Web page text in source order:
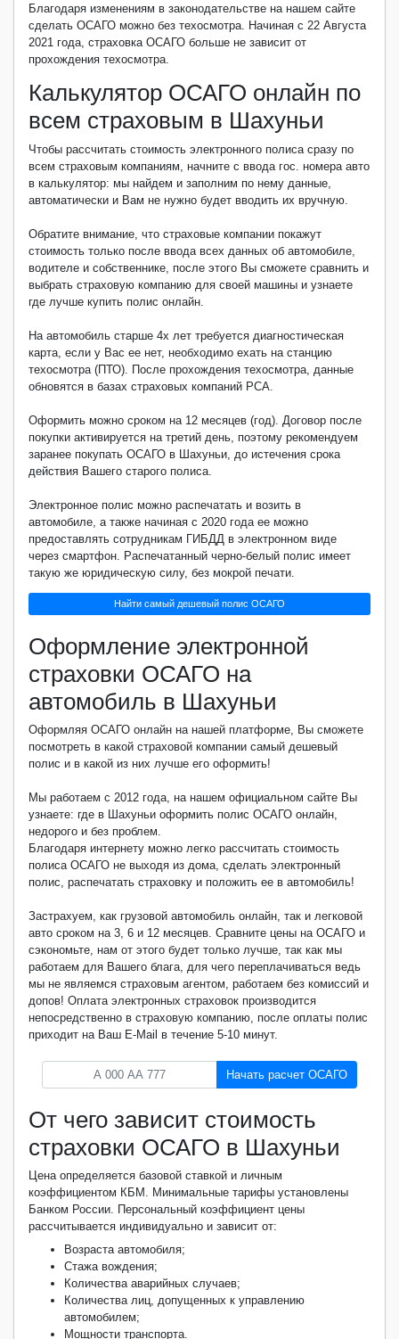
Благодаря изменениям в законодательстве на нашем сайте
сделать ОСАГО можно без техосмотра. Начиная с 22 Августа
2021 года, страховка ОСАГО больше не зависит от
прохождения техосмотра.
Калькулятор ОСАГО онлайн по
всем страховым в Шахуньи
Чтобы рассчитать стоимость электронного полиса сразу по
всем страховым компаниям, начните с ввода гос. номера авто
в калькулятор: мы найдем и заполним по нему данные,
автоматически и Вам не нужно будет вводить их вручную.
Обратите внимание, что страховые компании покажут
стоимость только после ввода всех данных об автомобиле,
водителе и собственнике, после этого Вы сможете сравнить и
выбрать страховую компанию для своей машины и узнаете
где лучше купить полис онлайн.
На автомобиль старше 4х лет требуется диагностическая
карта, если у Вас ее нет, необходимо ехать на станцию
техосмотра (ПТО). После прохождения техосмотра, данные
обновятся в базах страховых компаний РСА.
Оформить можно сроком на 12 месяцев (год). Договор после
покупки активируется на третий день, поэтому рекомендуем
заранее покупать ОСАГО в Шахуньи, до истечения срока
действия Вашего старого полиса.
Электронное полис можно распечатать и возить в
автомобиле, а также начиная с 2020 года ее можно
предоставлять сотрудникам ГИБДД в электронном виде
через смартфон. Распечатанный черно-белый полис имеет
такую же юридическую силу, без мокрой печати.
Найти самый дешевый полис ОСАГО
Оформление электронной
страховки ОСАГО на
автомобиль в Шахуньи
Оформляя ОСАГО онлайн на нашей платформе, Вы сможете
посмотреть в какой страховой компании самый дешевый
полис и в какой из них лучше его оформить!
Мы работаем с 2012 года, на нашем официальном сайте Вы
узнаете: где в Шахуньи оформить полис ОСАГО онлайн,
недорого и без проблем.
Благодаря интернету можно легко рассчитать стоимость
полиса ОСАГО не выходя из дома, сделать электронный
полис, распечатать страховку и положить ее в автомобиль!
Застрахуем, как грузовой автомобиль онлайн, так и легковой
авто сроком на 3, 6 и 12 месяцев. Сравните цены на ОСАГО и
сэкономьте, нам от этого будет только лучше, так как мы
работаем для Вашего блага, для чего переплачиваться ведь
мы не являемся страховым агентом, работаем без комиссий и
допов! Оплата электронных страховок производится
непосредственно в страховую компанию, после оплаты полис
приходит на Ваш E-Mail в течение 5-10 минут.
Начать расчет ОСАГО
От чего зависит стоимость
страховки ОСАГО в Шахуньи
Цена определяется базовой ставкой и личным
коэффициентом КБМ. Минимальные тарифы установлены
Банком России. Персональный коэффициент цены
рассчитывается индивидуально и зависит от:
Возраста автомобиля;
Стажа вождения;
Количества аварийных случаев;
Количества лиц, допущенных к управлению
автомобилем;
Мощности транспорта.